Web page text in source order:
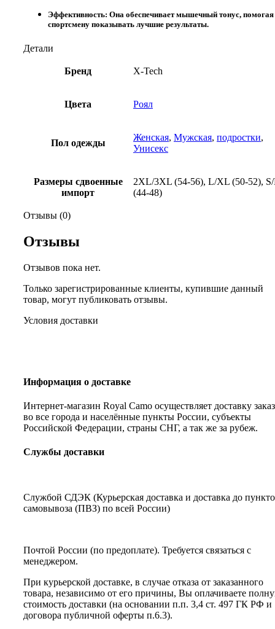
Эффективность: Она обеспечивает мышечный тонус, помогая
спортсмену показывать лучшие результаты.
Детали
Бренд X-Tech
Цвета Роял
Пол одежды
Женская, Мужская, подростки,
Унисекс
Размеры сдвоенные
импорт
2XL/3XL (54-56), L/XL (50-52),
(44-48)
Отзывы (0)
Отзывы
Отзывов пока нет.
Только зарегистрированные клиенты, купившие данный
товар, могут публиковать отзывы.
Условия доставки
Информация о доставке
Интернет-магазин Royal Camo осуществляет доставку
во все города и населённые пункты России, субъекты
Российской Федерации, страны СНГ, а так же за рубеж.
Службы доставки
Службой СДЭК (Курьерская доставка и доставка до
самовывоза (ПВЗ) по всей России)
Почтой России (по предоплате). Требуется связаться с
менеджером.
При курьерской доставке, в случае отказа от заказанного
товара, независимо от его причины, Вы оплачиваете
стоимость доставки (на основании п.п. 3,4 ст. 497 ГК РФ и
договора публичной оферты п.6.3).